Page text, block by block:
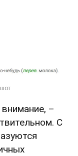
–
С